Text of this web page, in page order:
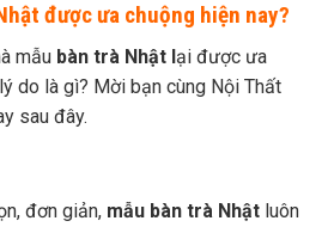
được ưa chuộng hiện nay?
mẫu bàn trà Nhật lại được ưa
do là gì? Mời bạn cùng Nội Thất
sau đây.
đơn giản, mẫu bàn trà Nhật luôn